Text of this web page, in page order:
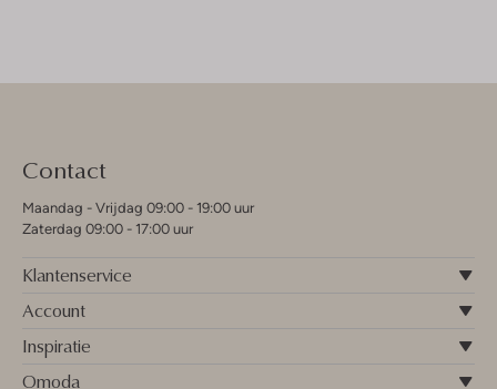
Contact
Maandag - Vrijdag 09:00 - 19:00 uur
Zaterdag 09:00 - 17:00 uur
Klantenservice
Account
Inspiratie
Omoda